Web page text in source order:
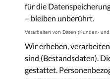
für die
– bleiben unberührt.
Verarbeiten von Daten (Kunden-
Wir erheben,
sind (Bestandsdaten).
gestattet.